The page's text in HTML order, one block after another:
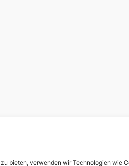
bieten, verwenden wir Technologien wie